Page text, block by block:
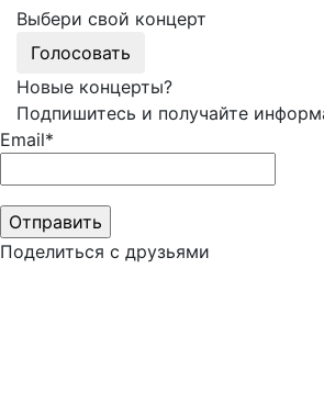
Выбери свой концерт
Голосовать
Новые концерты?
Подпишитесь и получайте
Email*
Поделиться с друзьями